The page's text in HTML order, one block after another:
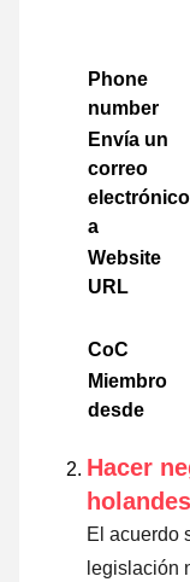
Phone
number
Envía un
correo
electrónico
a
Website
URL
CoC
Miembro
desde
Hacer
El acuerdo
legislación